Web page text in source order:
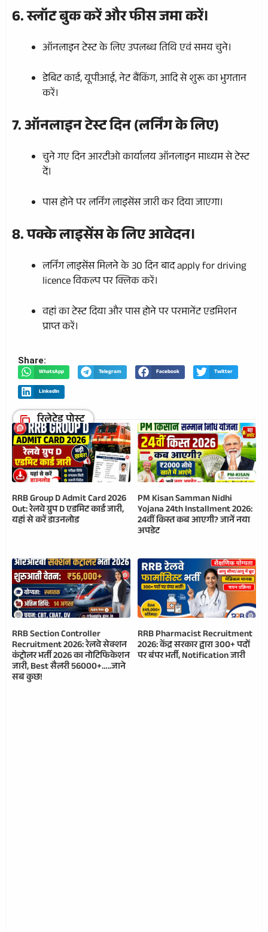
6. स्लॉट बुक करें और फीस जमा करें।
ऑनलाइन टेस्ट के लिए उपलब्ध तिथि एवं समय चुने।
डेबिट कार्ड, यूपीआई, नेट बैंकिंग, आदि से शुरू का भुगतान
करें।
7. ऑनलाइन टेस्ट दिन (लर्निंग के लिए)
चुने गए दिन आरटीओ कार्यालय ऑनलाइन माध्यम से टेस्ट
दें।
पास होने पर लर्निंग लाइसेंस जारी कर दिया जाएगा।
8. पक्के लाइसेंस के लिए आवेदन।
लर्निंग लाइसेंस मिलने के 30 दिन बाद apply for driving
licence विकल्प पर क्लिक करें।
वहां का टेस्ट दिया और पास होने पर परमानेंट एडमिशन
प्राप्त करें।
Share:
WhatsApp Telegram Facebook Twitter
LinkedIn
रिलेटेड पोस्ट
RRB Group D Admit Card 2026
Out: रेलवे ग्रुप D एडमिट कार्ड जारी,
यहां से करें डाउनलोड
PM Kisan Samman Nidhi
Yojana 24th Installment 2026:
24वीं किस्त कब आएगी? जानें नया
अपडेट
RRB Section Controller
Recruitment 2026: रेलवे सेक्शन
कंट्रोलर भर्ती 2026 का नोटिफिकेशन
जारी, Best सैलरी 56000+…..जाने
सब कुछ!
RRB Pharmacist Recruitment
2026: केंद्र सरकार द्वारा 300+ पदों
पर बंपर भर्ती, Notification जारी